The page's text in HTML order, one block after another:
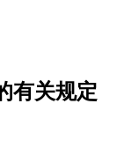
有关规定